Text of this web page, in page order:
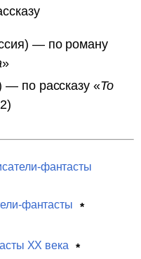
— по роману
»
по рассказу «To
фантасты
фантасты
XX века